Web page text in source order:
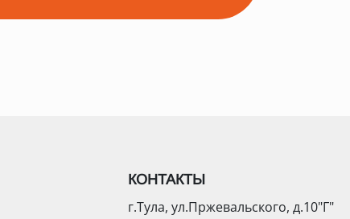
КОНТАКТЫ
г.Тула, ул.Пржевальского, д.10"Г"